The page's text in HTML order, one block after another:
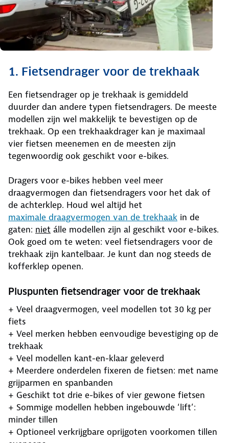
1. Fietsendrager voor de trekhaak
Een fietsendrager op je trekhaak is gemiddeld
duurder dan andere typen fietsendragers. De meeste
modellen zijn wel makkelijk te bevestigen op de
trekhaak. Op een trekhaakdrager kan je maximaal
vier fietsen meenemen en de meesten zijn
tegenwoordig ook geschikt voor e-bikes.
Dragers voor e-bikes hebben veel meer
draagvermogen dan fietsendragers voor het dak of
de achterklep. Houd wel altijd het
maximale draagvermogen van de trekhaak in de
gaten: niet álle modellen zijn al geschikt voor e-bikes.
Ook goed om te weten: veel fietsendragers voor de
trekhaak zijn kantelbaar. Je kunt dan nog steeds de
kofferklep openen.
Pluspunten fietsendrager voor de trekhaak
+ Veel draagvermogen, veel modellen tot 30 kg per
fiets
+ Veel merken hebben eenvoudige bevestiging op de
trekhaak
+ Veel modellen kant-en-klaar geleverd
+ Meerdere onderdelen fixeren de fietsen: met name
grijparmen en spanbanden
+ Geschikt tot drie e-bikes of vier gewone fietsen
+ Sommige modellen hebben ingebouwde ‘lift’:
minder tillen
+ Optioneel verkrijgbare oprijgoten voorkomen tillen